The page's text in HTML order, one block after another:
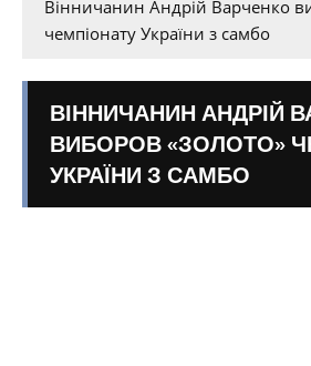
Вінничанин Андрій Варченко
чемпіонату України з самбо
ВІННИЧАНИН АНДРІЙ
ВИБОРОВ «ЗОЛОТО»
УКРАЇНИ З САМБО